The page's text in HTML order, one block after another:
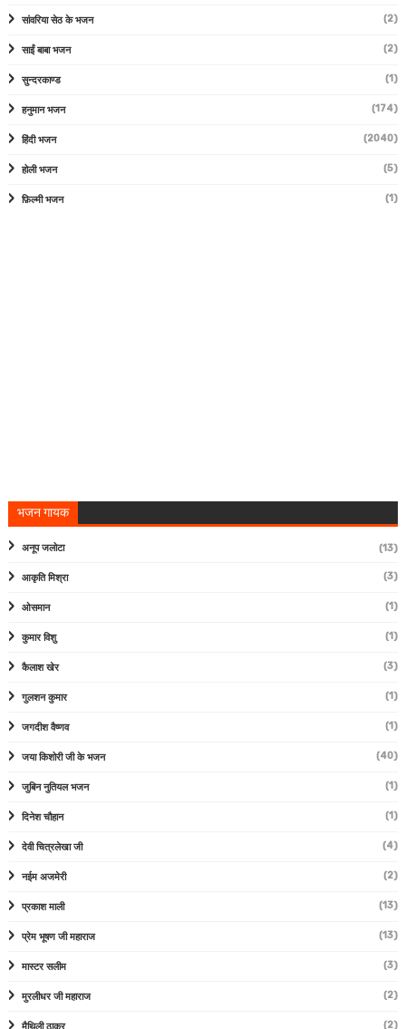
सांवरिया सेठ के भजन (2)
साईं बाबा भजन (2)
सुन्दरकाण्ड (1)
हनुमान भजन (174)
हिंदी भजन (2040)
होली भजन (5)
फ़िल्मी भजन (1)
भजन गायक
अनूप जलोटा (13)
आकृति मिश्रा (3)
ओसमान (1)
कुमार विशु (1)
कैलाश खेर (3)
गुलशन कुमार (1)
जगदीश वैष्णव (1)
जया किशोरी जी के भजन (40)
जुबिन नुतियल भजन (1)
दिनेश चौहान (1)
देवी चित्रलेखा जी (4)
नईम अजमेरी (2)
प्रकाश माली (13)
प्रेम भूषण जी महाराज (13)
मास्टर सलीम (3)
मुरलीधर जी महाराज (2)
(2)